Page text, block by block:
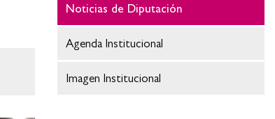
Noticias de Diputación
Agenda Institucional
Imagen Institucional